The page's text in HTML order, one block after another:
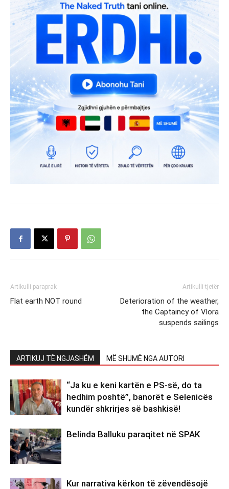
Artikulli paraprak
Flat earth NOT round
Artikulli tjetër
Deterioration of the weather,
the Captaincy of Vlora
suspends sailings
ARTIKUJ TË NGJASHËM MË SHUMË NGA AUTORI
“Ja ku e keni kartën e PS-së, do ta
hedhim poshtë”, banorët e Selenicës
kundër shkrirjes së bashkisë!
Belinda Balluku paraqitet në SPAK
Kur narrativa kërkon të zëvendësojë